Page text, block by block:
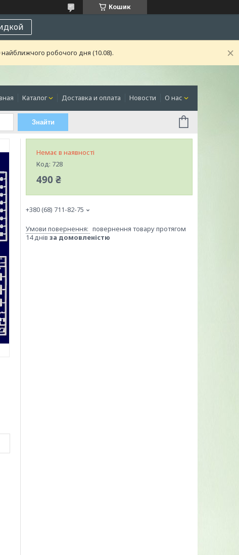
Кошик
робочого дня (10.08).
Каталог Доставка и оплата Новости О нас
Знайти
Немає в наявності
Код: 728
490 ₴
+380 (68) 711-82-75
повернення товару протягом
14 днів за домовленістю